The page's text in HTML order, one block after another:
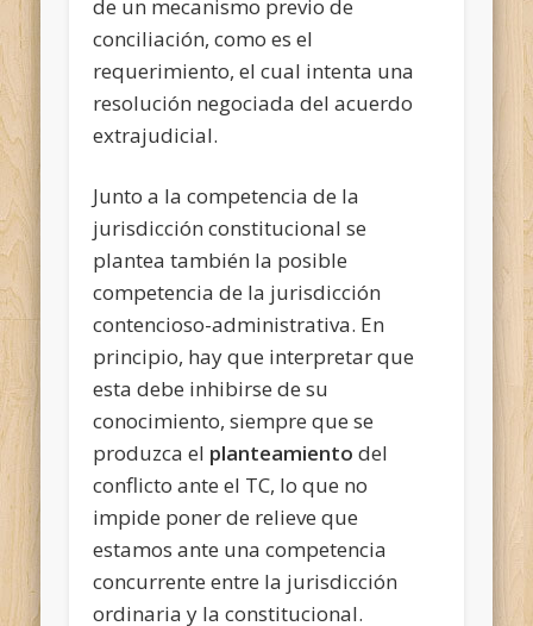
de un mecanismo previo de
conciliación, como es el
requerimiento, el cual intenta una
resolución negociada del acuerdo
extrajudicial.
Junto a la competencia de la
jurisdicción constitucional se
plantea también la posible
competencia de la jurisdicción
contencioso-administrativa. En
principio, hay que interpretar que
esta debe inhibirse de su
conocimiento, siempre que se
produzca el planteamiento del
conflicto ante el TC, lo que no
impide poner de relieve que
estamos ante una competencia
concurrente entre la jurisdicción
ordinaria y la constitucional.